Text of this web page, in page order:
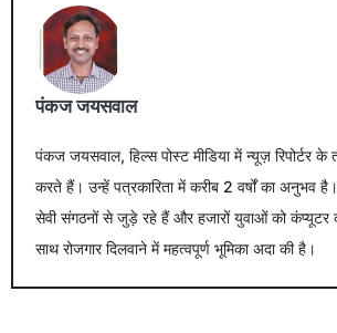
पंकज जयसवाल
पंकज जयसवाल, हिल्स पोस्ट मीडिया में न्यूज़ रिपोर्टर के
करते हैं। उन्हें पत्रकारिता में करीब 2 वर्षों का अनुभव
सेवी संगठनों से जुड़े रहे हैं और हजारों युवाओं को कंप्यूटर
साथ रोजगार दिलवाने में महत्वपूर्ण भूमिका अदा की है।